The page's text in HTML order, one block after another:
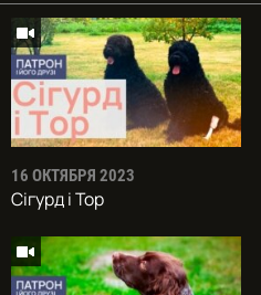
16 ОКТЯБРЯ 2023
Сiгурд i Тор